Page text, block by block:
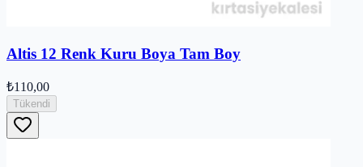
Altis 12 Renk Kuru Boya Tam Boy
₺110,00
Tükendi